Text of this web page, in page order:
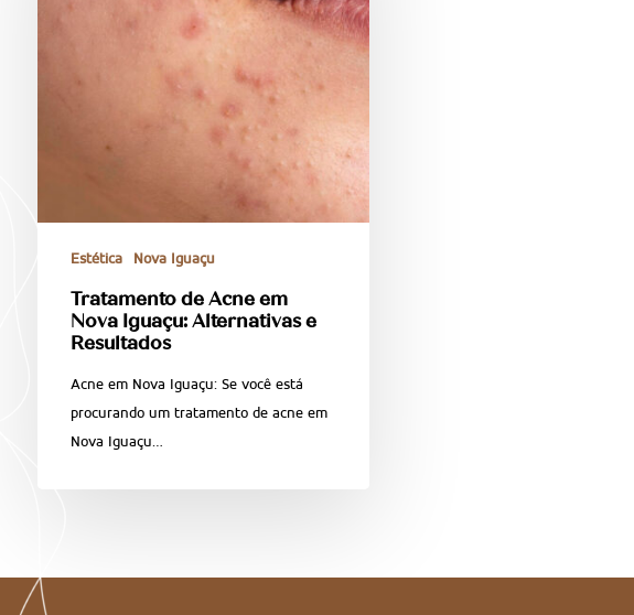
Estética Nova Iguaçu
Tratamento de Acne em
Nova Iguaçu: Alternativas e
Resultados
Acne em Nova Iguaçu: Se você está
procurando um tratamento de acne em
Nova Iguaçu…